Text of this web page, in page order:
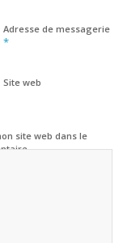
Adresse de messagerie
*
Site web
site web dans le